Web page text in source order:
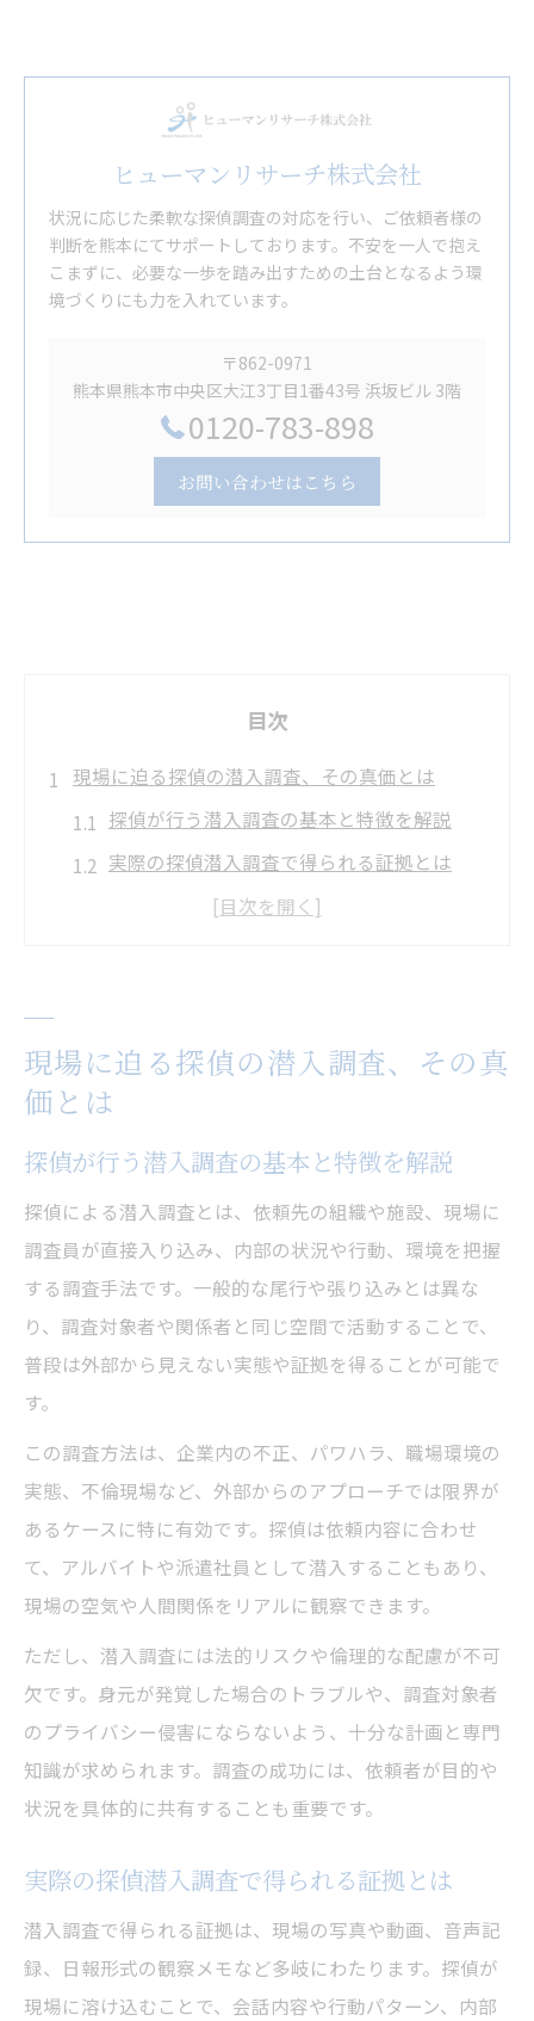
ヒューマンリサーチ株式会社
状況に応じた柔軟な探偵調査の対応を行い、ご依頼者様の
判断を熊本にてサポートしております。不安を一人で抱え
こまずに、必要な一歩を踏み出すための土台となるよう環
境づくりにも力を入れています。
〒862-0971
熊本県熊本市中央区大江3丁目1番43号 浜坂ビル 3階
0120-783-898
お問い合わせはこちら
目次
現場に迫る探偵の潜入調査、その真価とは
探偵が行う潜入調査の基本と特徴を解説
実際の探偵潜入調査で得られる証拠とは
探偵による潜入調査の有効性と活用シーン
探偵が活用する内部不正暴露の潜入手法と
は
職場の不正を見抜く探偵の潜入調査の流れ
探偵潜入調査が内部告発と異なる理由を解
説
探偵の潜入調査で明らかになる不正の実態
探偵が選ぶ潜入調査成功のための工夫ポイ
ント
探偵潜入調査が抱えるリスクの全体像
探偵がリスク回避するための行動ポイント
バレずに潜入調査を行う探偵の工夫とは
探偵潜入調査の情報漏洩を防ぐ方法
潜入調査で探偵が直面するトラブル事例
探偵に潜入調査を依頼する際の費用感を解説
探偵の潜入調査費用は何で決まるのか
依頼前に知るべき探偵調査費用の詳細
調査内容と費用のバランスを探偵目線で考
察
浮気やパワハラ解明に役立つ潜入調査の活用例
探偵潜入調査が浮気調査で活躍する理由
現場に迫る探偵の潜入調査、その真
価とは
探偵が行う潜入調査の基本と特徴を解説
探偵による潜入調査とは、依頼先の組織や施設、現場に
調査員が直接入り込み、内部の状況や行動、環境を把握
する調査手法です。一般的な尾行や張り込みとは異な
り、調査対象者や関係者と同じ空間で活動することで、
普段は外部から見えない実態や証拠を得ることが可能で
す。
この調査方法は、企業内の不正、パワハラ、職場環境の
実態、不倫現場など、外部からのアプローチでは限界が
あるケースに特に有効です。探偵は依頼内容に合わせ
て、アルバイトや派遣社員として潜入することもあり、
現場の空気や人間関係をリアルに観察できます。
ただし、潜入調査には法的リスクや倫理的な配慮が不可
欠です。身元が発覚した場合のトラブルや、調査対象者
のプライバシー侵害にならないよう、十分な計画と専門
知識が求められます。調査の成功には、依頼者が目的や
状況を具体的に共有することも重要です。
実際の探偵潜入調査で得られる証拠とは
潜入調査で得られる証拠は、現場の写真や動画、音声記
録、日報形式の観察メモなど多岐にわたります。探偵が
現場に溶け込むことで、会話内容や行動パターン、内部